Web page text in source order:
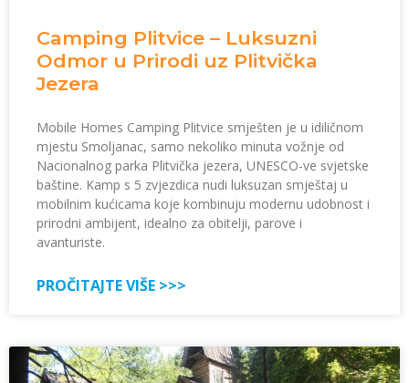
Camping Plitvice – Luksuzni
Odmor u Prirodi uz Plitvička
Jezera
Mobile Homes Camping Plitvice smješten je u idiličnom
mjestu Smoljanac, samo nekoliko minuta vožnje od
Nacionalnog parka Plitvička jezera, UNESCO-ve svjetske
baštine. Kamp s 5 zvjezdica nudi luksuzan smještaj u
mobilnim kućicama koje kombinuju modernu udobnost i
prirodni ambijent, idealno za obitelji, parove i
avanturiste.
PROČITAJTE VIŠE >>>